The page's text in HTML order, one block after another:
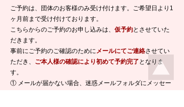
ご予約は、団体のお客様のみ受け付けます。ご希望日より1
ヶ月前まで受け付けております。
こちらからのご予約のお申し込みは、 仮予約とさせていた
だきます。
事前にご予約のご確認のためにメールにてご連絡させてい
ただき、 ご本人様の確認により初めて予約完了 となりま
す。
① メールが届かない場合、迷惑メールフォルダにメッセー